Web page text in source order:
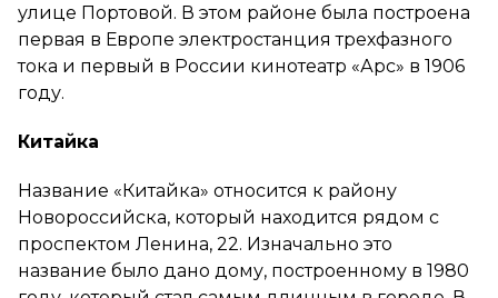
улице Портовой. В этом районе была построена
первая в Европе электростанция трехфазного
тока и первый в России кинотеатр «Арс» в 1906
году.
Китайка
Название «Китайка» относится к району
Новороссийска, который находится рядом с
проспектом Ленина, 22. Изначально это
название было дано дому, построенному в 1980